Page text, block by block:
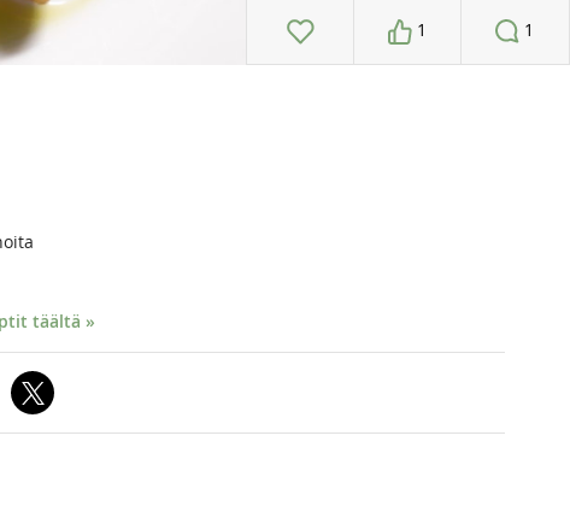
1 1
täältä »